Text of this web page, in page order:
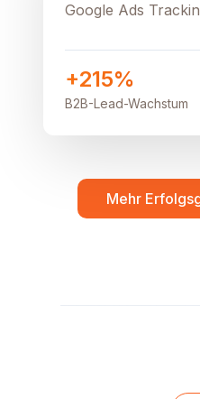
Google Ads
+215%
B2B-Lead-Wachstum
Mehr